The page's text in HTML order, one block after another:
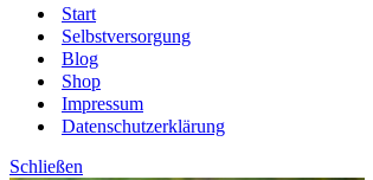
Start
Selbstversorgung
Blog
Shop
Impressum
Datenschutzerklärung
Schließen